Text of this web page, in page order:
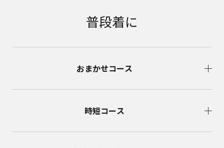
普段着に
おまかせコース
時短コース